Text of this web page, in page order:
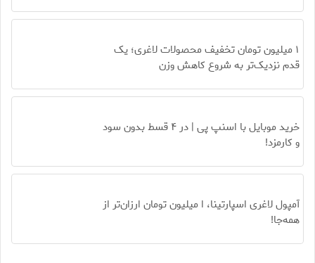
۱ میلیون تومان تخفیف محصولات لاغری؛ یک
قدم نزدیک‌تر به شروع کاهش وزن
خرید موبایل با اسنپ پی | در ۴ قسط بدون سود
و کارمزد!
آمپول لاغری اسپارتینا، ا میلیون تومان ارزان‌تر از
همه‌جا!